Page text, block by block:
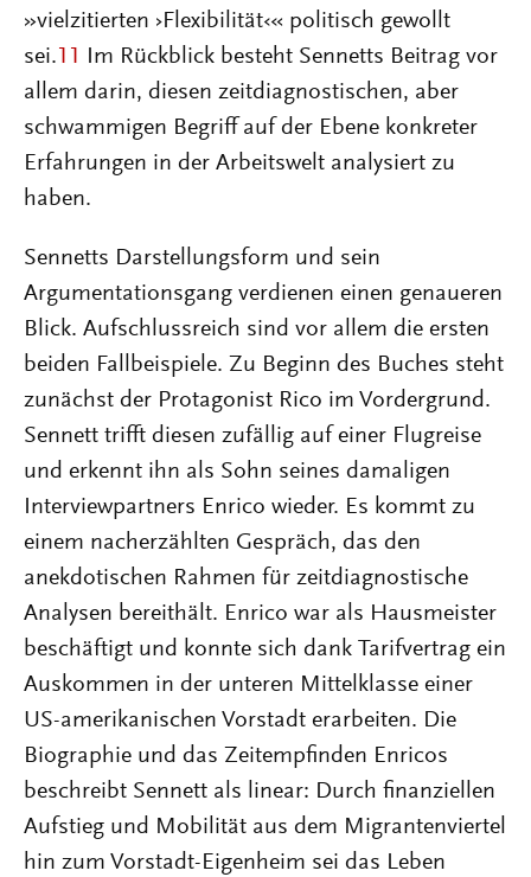
»vielzitierten ›Flexibilität‹« politisch gewollt
sei. 11 Im Rückblick besteht Sennetts Beitrag vor
allem darin, diesen zeitdiagnostischen, aber
schwammigen Begriff auf der Ebene konkreter
Erfahrungen in der Arbeitswelt analysiert zu
haben.
Sennetts Darstellungsform und sein
Argumentationsgang verdienen einen genaueren
Blick. Aufschlussreich sind vor allem die ersten
beiden Fallbeispiele. Zu Beginn des Buches steht
zunächst der Protagonist Rico im Vordergrund.
Sennett trifft diesen zufällig auf einer Flugreise
und erkennt ihn als Sohn seines damaligen
Interviewpartners Enrico wieder. Es kommt zu
einem nacherzählten Gespräch, das den
anekdotischen Rahmen für zeitdiagnostische
Analysen bereithält. Enrico war als Hausmeister
beschäftigt und konnte sich dank Tarifvertrag ein
Auskommen in der unteren Mittelklasse einer
US-amerikanischen Vorstadt erarbeiten. Die
Biographie und das Zeitempfinden Enricos
beschreibt Sennett als linear: Durch finanziellen
Aufstieg und Mobilität aus dem Migrantenviertel
hin zum Vorstadt-Eigenheim sei das Leben